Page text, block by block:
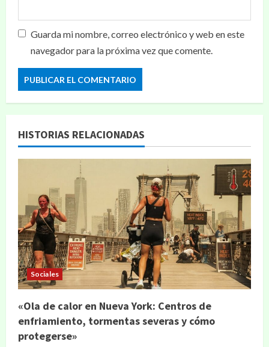
Guarda mi nombre, correo electrónico y web en este
navegador para la próxima vez que comente.
HISTORIAS RELACIONADAS
Sociales
«Ola de calor en Nueva York: Centros de
enfriamiento, tormentas severas y cómo
protegerse»